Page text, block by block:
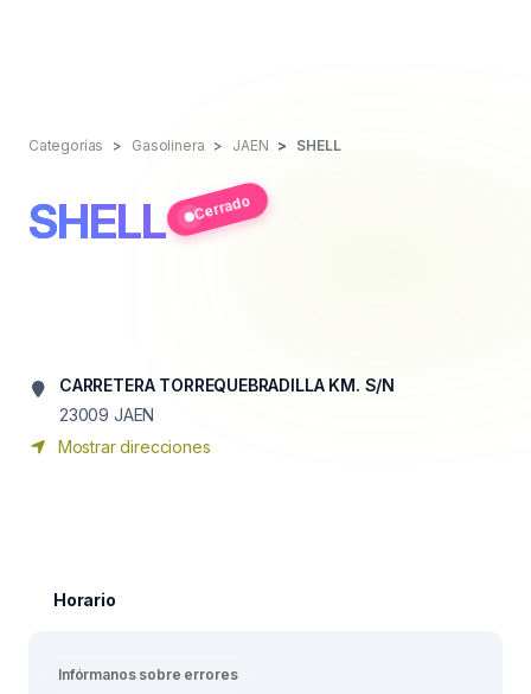
Categorías Gasolinera JAEN SHELL
SHELL Cerrado
CARRETERA TORREQUEBRADILLA KM. S/N
23009 JAEN
Mostrar direcciones
Horario
Infórmanos sobre errores